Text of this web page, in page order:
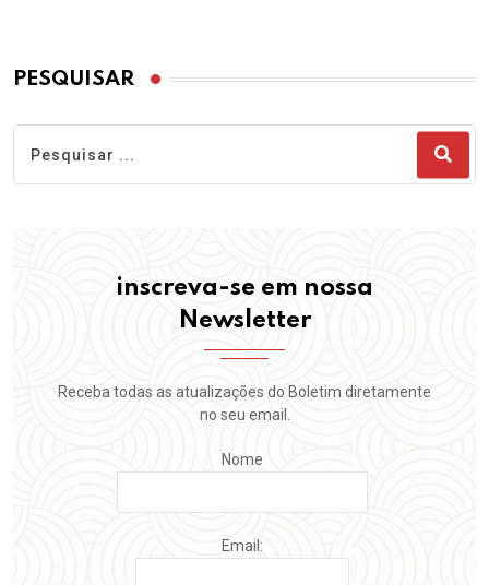
PESQUISAR
inscreva-se em nossa
Newsletter
Receba todas as atualizações do Boletim diretamente
no seu email.
Nome
Email: